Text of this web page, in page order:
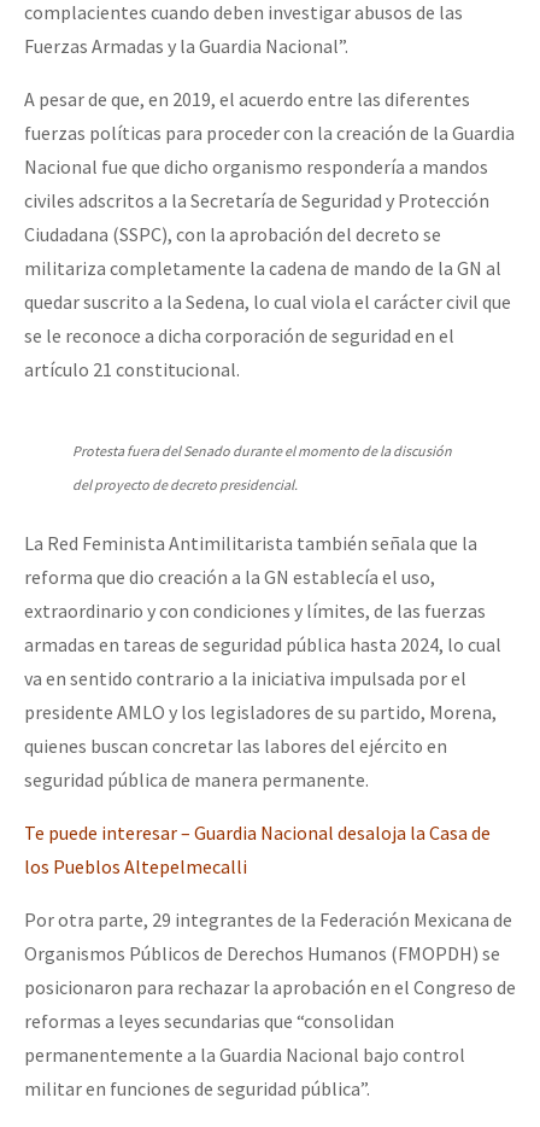
complacientes cuando deben investigar abusos de las
Fuerzas Armadas y la Guardia Nacional”.
A pesar de que, en 2019, el acuerdo entre las diferentes
fuerzas políticas para proceder con la creación de la Guardia
Nacional fue que dicho organismo respondería a mandos
civiles adscritos a la Secretaría de Seguridad y Protección
Ciudadana (SSPC), con la aprobación del decreto se
militariza completamente la cadena de mando de la GN al
quedar suscrito a la Sedena, lo cual viola el carácter civil que
se le reconoce a dicha corporación de seguridad en el
artículo 21 constitucional.
Protesta fuera del Senado durante el momento de la discusión
del proyecto de decreto presidencial.
La Red Feminista Antimilitarista también señala que la
reforma que dio creación a la GN establecía el uso,
extraordinario y con condiciones y límites, de las fuerzas
armadas en tareas de seguridad pública hasta 2024, lo cual
va en sentido contrario a la iniciativa impulsada por el
presidente AMLO y los legisladores de su partido, Morena,
quienes buscan concretar las labores del ejército en
seguridad pública de manera permanente.
Te puede interesar – Guardia Nacional desaloja la Casa de
los Pueblos Altepelmecalli
Por otra parte, 29 integrantes de la Federación Mexicana de
Organismos Públicos de Derechos Humanos (FMOPDH) se
posicionaron para rechazar la aprobación en el Congreso de
reformas a leyes secundarias que “consolidan
permanentemente a la Guardia Nacional bajo control
militar en funciones de seguridad pública”.